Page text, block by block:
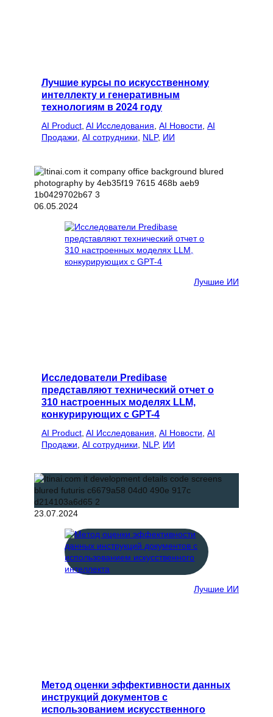
Лучшие курсы по искусственному
интеллекту и генеративным
технологиям в 2024 году
AI Product, AI Исследования, AI Новости, AI
Продажи, AI сотрудники, NLP, ИИ
06.05.2024
Лучшие ИИ
Исследователи Predibase
представляют технический отчет о
310 настроенных моделях LLM,
конкурирующих с GPT-4
AI Product, AI Исследования, AI Новости, AI
Продажи, AI сотрудники, NLP, ИИ
23.07.2024
Лучшие ИИ
Метод оценки эффективности данных
инструкций документов с
использованием искусственного